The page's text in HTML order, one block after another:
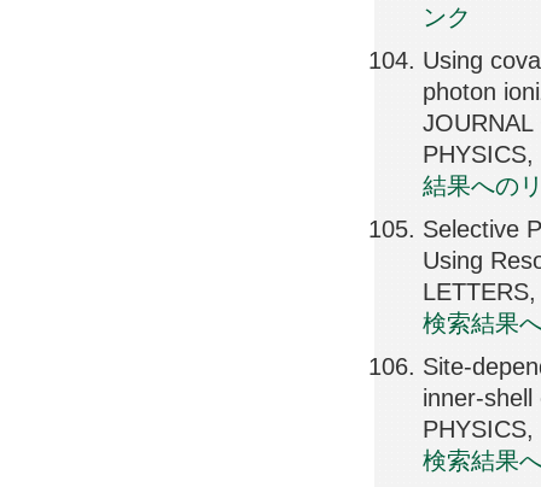
ンク
Using
photon
JOURNAL
結果への
Selective
Using
検索結果
Site-
inner-shell
検索結果